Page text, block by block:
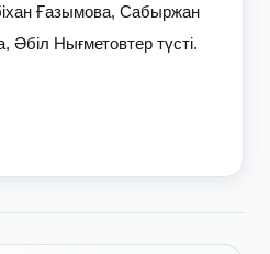
Ғазымова, Сабыржан
Нығметовтер түсті.